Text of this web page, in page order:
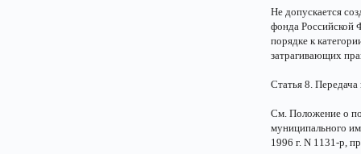
Не допускается
фонда Российской
порядке к
затрагивающих
Статья 8.
См. Положение о
муниципального
1996 г. N 1131-р,